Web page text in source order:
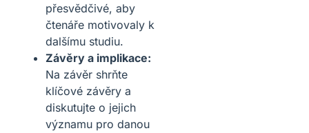
přesvědčivé, aby
čtenáře motivovaly k
dalšímu studiu.
Závěry a implikace:
Na závěr shrňte
klíčové závěry a
diskutujte o jejich
významu pro danou